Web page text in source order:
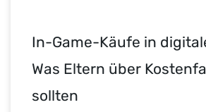
In-Game-Käufe in
Was Eltern über
sollten